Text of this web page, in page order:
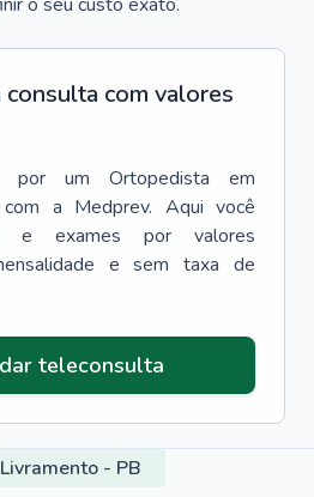
com valores
por um Ortopedista
em
a Medprev. Aqui você
e exames por valores
e sem taxa de
teleconsulta
- PB